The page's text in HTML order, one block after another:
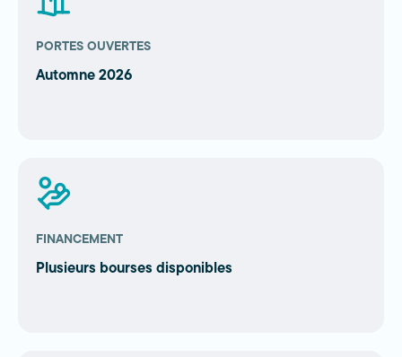
PORTES OUVERTES
Automne 2026
FINANCEMENT
Plusieurs bourses disponibles